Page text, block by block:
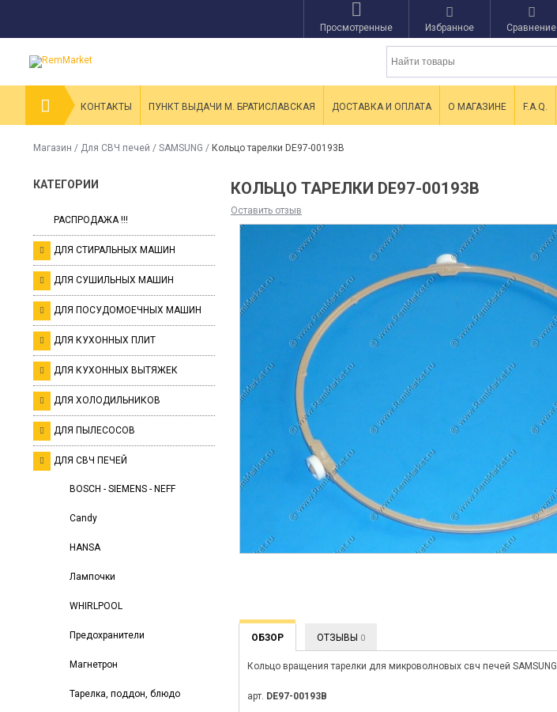
Просмотренные Избранное Сравнение
КОНТАКТЫ ПУНКТ ВЫДАЧИ М. БРАТИСЛАВСКАЯ ДОСТАВКА И ОПЛАТА О МАГАЗИНЕ F.A.Q.
Магазин / Для СВЧ печей / SAMSUNG / Кольцо тарелки DE97-00193B
КАТЕГОРИИ
РАСПРОДАЖА !!!
ДЛЯ СТИРАЛЬНЫХ МАШИН
ДЛЯ СУШИЛЬНЫХ МАШИН
ДЛЯ ПОСУДОМОЕЧНЫХ МАШИН
ДЛЯ КУХОННЫХ ПЛИТ
ДЛЯ КУХОННЫХ ВЫТЯЖЕК
ДЛЯ ХОЛОДИЛЬНИКОВ
ДЛЯ ПЫЛЕСОСОВ
ДЛЯ СВЧ ПЕЧЕЙ
BOSCH - SIEMENS - NEFF
Candy
HANSA
Лампочки
WHIRLPOOL
Предохранители
Магнетрон
Тарелка, поддон, блюдо
КОЛЬЦО ТАРЕЛКИ DE97-00193B
Оставить отзыв
ОБЗОР ОТЗЫВЫ 0
Кольцо вращения тарелки для микроволновых свч печей SAMSUNG
арт. DE97-00193B